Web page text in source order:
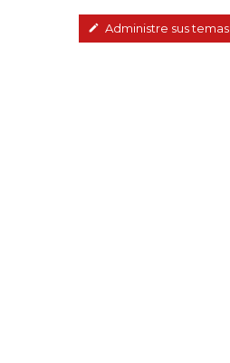
Administre sus temas